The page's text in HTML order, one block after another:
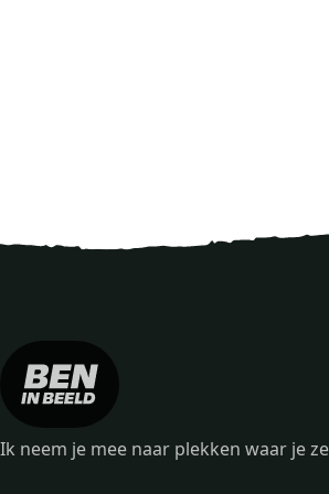
Ik neem je mee naar plekken waar je